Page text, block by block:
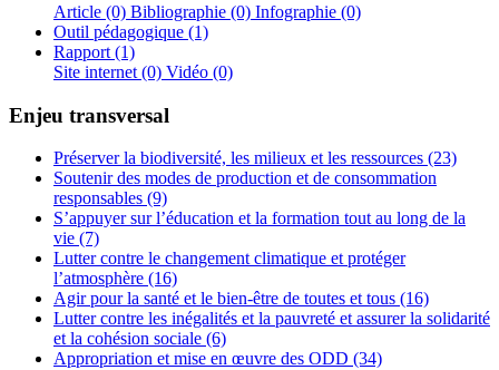
Article (0) Bibliographie (0) Infographie (0)
Outil pédagogique (1)
Rapport (1)
Site internet (0) Vidéo (0)
Enjeu transversal
Préserver la biodiversité, les milieux et les ressources (23)
Soutenir des modes de production et de consommation
responsables (9)
S’appuyer sur l’éducation et la formation tout au long de la
vie (7)
Lutter contre le changement climatique et protéger
l’atmosphère (16)
Agir pour la santé et le bien-être de toutes et tous (16)
Lutter contre les inégalités et la pauvreté et assurer la solidarité
et la cohésion sociale (6)
Appropriation et mise en œuvre des ODD (34)